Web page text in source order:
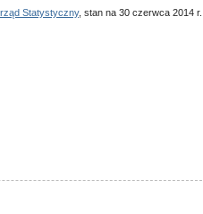
Statystyczny, stan na 30 czerwca 2014 r.